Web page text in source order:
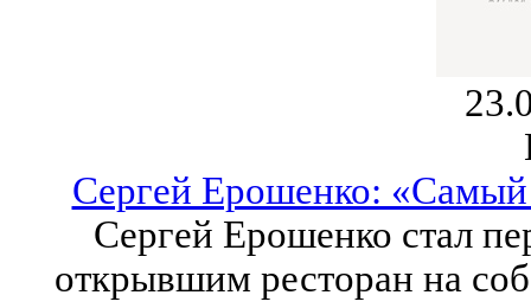
Сергей Ерошенко:
Сергей Ерошенко стал
открывшим ресторан на